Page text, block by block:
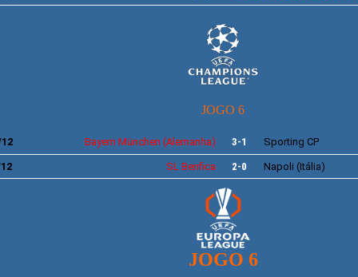
JOGO 6
Bayern München (Alemanha) 3-1 Sporting CP
SL Benfica 2-0 Napoli (Itália)
JOGO 6